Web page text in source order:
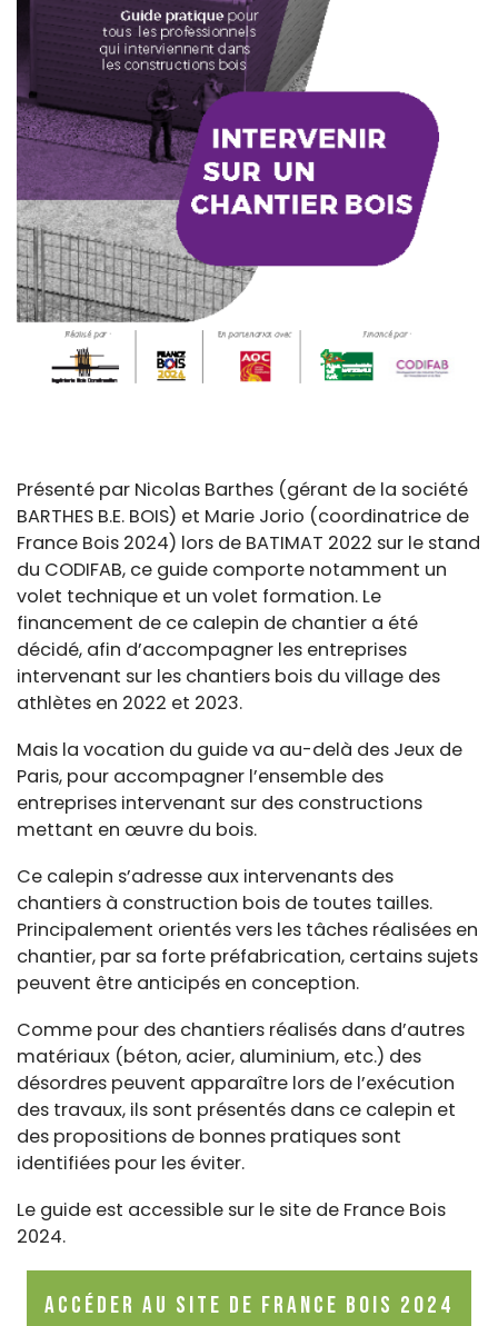
Présenté par Nicolas Barthes (gérant de la société
BARTHES B.E. BOIS) et Marie Jorio (coordinatrice de
France Bois 2024) lors de BATIMAT 2022 sur le stand
du CODIFAB, ce guide comporte notamment un
volet technique et un volet formation. Le
financement de ce calepin de chantier a été
décidé, afin d’accompagner les entreprises
intervenant sur les chantiers bois du village des
athlètes en 2022 et 2023.
Mais la vocation du guide va au-delà des Jeux de
Paris, pour accompagner l’ensemble des
entreprises intervenant sur des constructions
mettant en œuvre du bois.
Ce calepin s’adresse aux intervenants des
chantiers à construction bois de toutes tailles.
Principalement orientés vers les tâches réalisées en
chantier, par sa forte préfabrication, certains sujets
peuvent être anticipés en conception.
Comme pour des chantiers réalisés dans d’autres
matériaux (béton, acier, aluminium, etc.) des
désordres peuvent apparaître lors de l’exécution
des travaux, ils sont présentés dans ce calepin et
des propositions de bonnes pratiques sont
identifiées pour les éviter.
Le guide est accessible sur le site de France Bois
2024.
Accéder au site de France Bois 2024